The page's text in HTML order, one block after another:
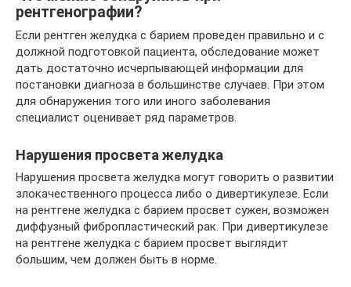
рентгенографии?
Если рентген желудка с барием проведен правильно и с
должной подготовкой пациента, обследование может
дать достаточно исчерпывающей информации для
постановки диагноза в большинстве случаев. При этом
для обнаружения того или иного заболевания
специалист оценивает ряд параметров.
Нарушения просвета желудка
Нарушения просвета желудка могут говорить о развитии
злокачественного процесса либо о дивертикулезе. Если
на рентгене желудка с барием просвет сужен, возможен
диффузный фибропластический рак. При дивертикулезе
на рентгене желудка с барием просвет выглядит
большим, чем должен быть в норме.